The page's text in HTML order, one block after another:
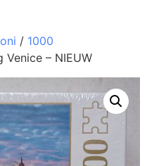
/ 1000
– NIEUW